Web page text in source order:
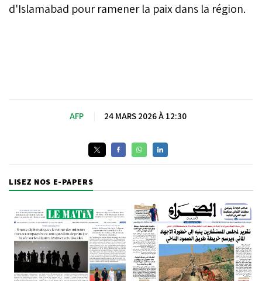
d'Islamabad pour ramener la paix dans la région.
AFP 24 MARS 2026 À 12:30
LISEZ NOS E-PAPERS